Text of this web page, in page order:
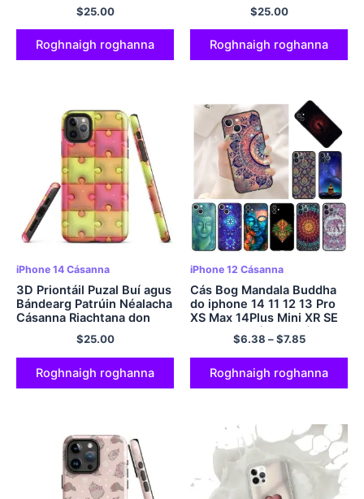
Illusion Réalaíoch agus
Beoga ar D'Fhón
$25.00
Roghnaigh roghanna
SE 7 8 11 12 13 14 15 Pro
Mini Plus Pro Max
$25.00
Roghnaigh roghanna
iPhone 14 Cásanna
3D Priontáil Puzal Buí agus
Bándearg Patrúin Néalacha
Cásanna Riachtana don
iPhone 15 14 Plus Mini Pro
$25.00
Roghnaigh roghanna
iPhone 12 Cásanna
Cás Bog Mandala Buddha
do iphone 14 11 12 13 Pro
XS Max 14Plus Mini XR SE
2022 8 7 Clúdach Cásanna
Fón Plus X Silicone
$6.38 –$7.85
Roghnaigh roghanna